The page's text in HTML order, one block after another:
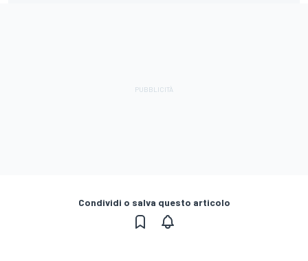
Condividi o salva questo articolo